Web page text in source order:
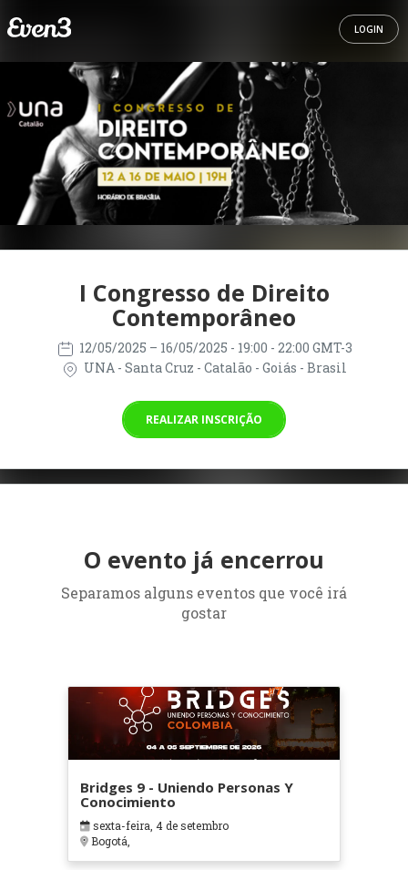
LOGIN
I Congresso de Direito
Contemporâneo
12/05/2025 – 16/05/2025 - 19:00 - 22:00 GMT-3
UNA - Santa Cruz - Catalão - Goiás - Brasil
REALIZAR INSCRIÇÃO
O evento já encerrou
Separamos alguns eventos que você irá
gostar
Bridges 9 - Uniendo Personas Y
Conocimiento
sexta-feira, 4 de setembro
Bogotá,